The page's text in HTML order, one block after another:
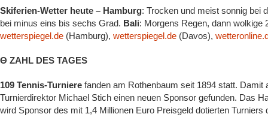
Skiferien-Wetter heute – Hamburg: Trocken und meist sonnig bei
bei minus eins bis sechs Grad. Bali: Morgens Regen, dann wolkige
wetterspiegel.de (Hamburg), wetterspiegel.de (Davos),
Θ ZAHL DES TAGES
109 Tennis-Turniere fanden am Rothenbaum seit 1894 statt. Damit
Turnierdirektor Michael Stich einen neuen Sponsor gefunden. Das
wird Sponsor des mit 1,4 Millionen Euro Preisgeld dotierten Turniers